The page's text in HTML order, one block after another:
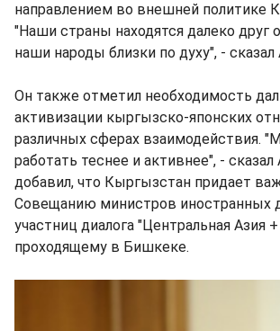
направлением во внешней политике
"Наши страны находятся далеко друг
наши народы близки по духу", -
Он также отметил необходимость
активизации кыргызско-японских
различных сферах взаимодействия.
работать теснее и активнее", -
добавил, что Кыргызстан придает
Совещанию министров иностранных
участниц диалога "Центральная Азия
проходящему в Бишкеке.